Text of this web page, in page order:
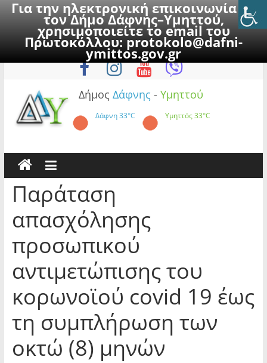
Για την ηλεκτρονική επικοινωνία με
τον Δήμο Δάφνης–Υμηττού,
χρησιμοποιείτε το email του
Πρωτοκόλλου:protokolo@dafni-
ymittos.gov.gr
to
Κυριακή, 9 Αυγούστου 2026
Δήμος Δάφνης - Υμηττού
Δάφνη33°C Υμηττός33°C
Παράταση
απασχόλησης
προσωπικού
αντιμετώπισης του
κορωνοϊού covid 19 έως
τη συμπλήρωση των
οκτώ (8) μηνών